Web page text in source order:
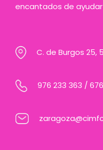
encantados de
C. de Burgos 25,
976 233 363 /